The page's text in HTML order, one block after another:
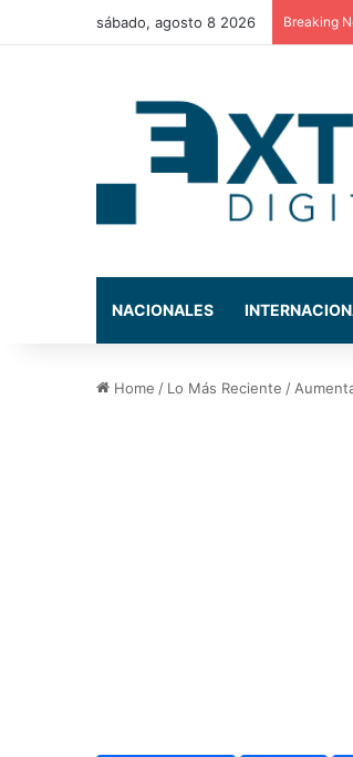
sábado, agosto 8 2026 Breaking
NACIONALES
Home / Lo Más Reciente /